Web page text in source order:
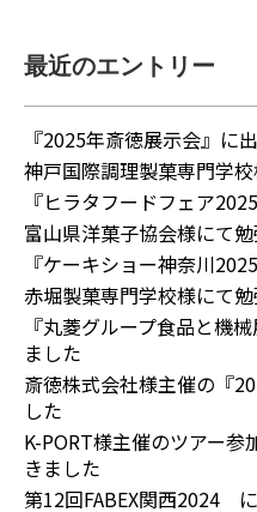
最近のエントリー
『2025年斎徳展示会』に
神戸国際調理製菓専門学
『ヒラタフードフェア
富山県洋菓子協会様にて
『ケーキショー神奈川
赤堀製菓専門学校様にて
『丸菱グループ食品と機
ました
斎徳株式会社様主催の『
した
K-PORT様主催のツアー
きました
第12回FABEX関西2024